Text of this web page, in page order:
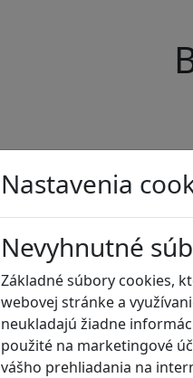
Nastavenia
Nevyhnutné
Základné súbory cookies,
webovej stránke a
neukladajú žiadne
použité na marketingové
vášho prehliadania na